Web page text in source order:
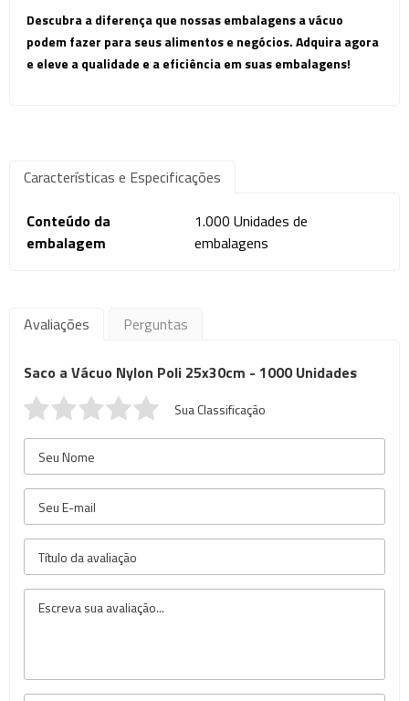
Descubra a diferença que nossas embalagens a vácuo
podem fazer para seus alimentos e negócios. Adquira agora
e eleve a qualidade e a eficiência em suas embalagens!
Características e Especificações
Conteúdo da
embalagem
1.000 Unidades de
embalagens
Avaliações Perguntas
Saco a Vácuo Nylon Poli 25x30cm - 1000 Unidades
Sua Classificação